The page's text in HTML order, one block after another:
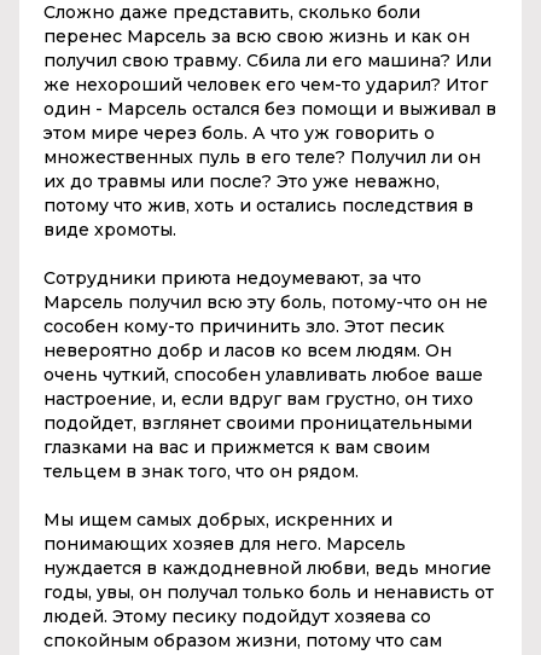
Сложно даже представить, сколько боли
перенес Марсель за всю свою жизнь и как он
получил свою травму. Сбила ли его машина? Или
же нехороший человек его чем-то ударил? Итог
один - Марсель остался без помощи и выживал в
этом мире через боль. А что уж говорить о
множественных пуль в его теле? Получил ли он
их до травмы или после? Это уже неважно,
потому что жив, хоть и остались последствия в
виде хромоты.
Сотрудники приюта недоумевают, за что
Марсель получил всю эту боль, потому-что он не
сособен кому-то причинить зло. Этот песик
невероятно добр и ласов ко всем людям. Он
очень чуткий, способен улавливать любое ваше
настроение, и, если вдруг вам грустно, он тихо
подойдет, взглянет своими проницательными
глазками на вас и прижмется к вам своим
тельцем в знак того, что он рядом.
Мы ищем самых добрых, искренних и
понимающих хозяев для него. Марсель
нуждается в каждодневной любви, ведь многие
годы, увы, он получал только боль и ненависть от
людей. Этому песику подойдут хозяева со
спокойным образом жизни, потому что сам